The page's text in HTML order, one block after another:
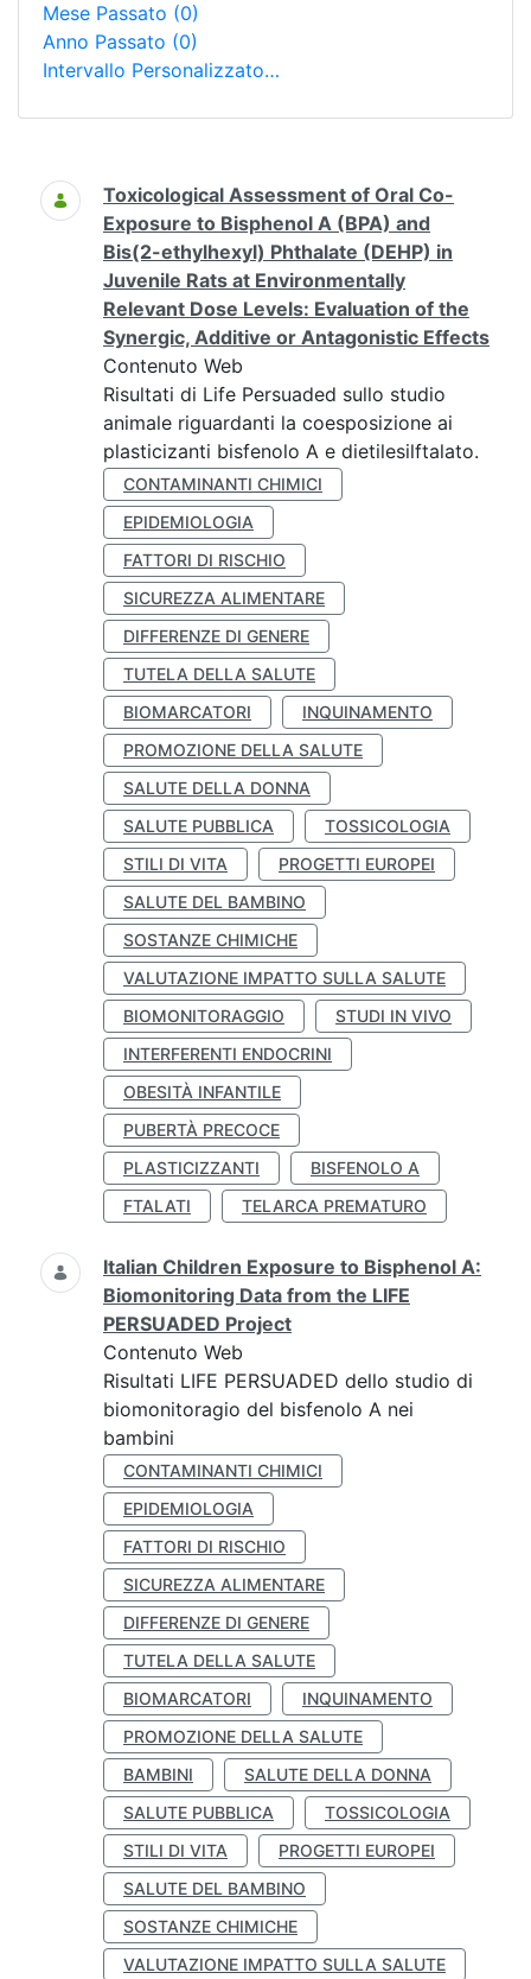
Mese Passato (0)
Anno Passato (0)
Intervallo Personalizzato…
Ricerca
Toxicological Assessment of Oral Co-
Exposure to Bisphenol A (BPA) and
Bis(2-ethylhexyl) Phthalate (DEHP) in
Juvenile Rats at Environmentally
Relevant Dose Levels: Evaluation of the
Synergic, Additive or Antagonistic Effects
Contenuto Web
Risultati di Life Persuaded sullo studio
animale riguardanti la coesposizione ai
plasticizanti bisfenolo A e dietilesilftalato.
CONTAMINANTI CHIMICI
EPIDEMIOLOGIA
FATTORI DI RISCHIO
SICUREZZA ALIMENTARE
DIFFERENZE DI GENERE
TUTELA DELLA SALUTE
BIOMARCATORI
INQUINAMENTO
PROMOZIONE DELLA SALUTE
SALUTE DELLA DONNA
SALUTE PUBBLICA
TOSSICOLOGIA
STILI DI VITA
PROGETTI EUROPEI
SALUTE DEL BAMBINO
SOSTANZE CHIMICHE
VALUTAZIONE IMPATTO SULLA SALUTE
BIOMONITORAGGIO
STUDI IN VIVO
INTERFERENTI ENDOCRINI
OBESITÀ INFANTILE
PUBERTÀ PRECOCE
PLASTICIZZANTI
BISFENOLO A
FTALATI
TELARCA PREMATURO
Italian Children Exposure to Bisphenol A:
Biomonitoring Data from the LIFE
PERSUADED Project
Contenuto Web
Risultati LIFE PERSUADED dello studio di
biomonitoragio del bisfenolo A nei
bambini
CONTAMINANTI CHIMICI
EPIDEMIOLOGIA
FATTORI DI RISCHIO
SICUREZZA ALIMENTARE
DIFFERENZE DI GENERE
TUTELA DELLA SALUTE
BIOMARCATORI
INQUINAMENTO
PROMOZIONE DELLA SALUTE
BAMBINI
SALUTE DELLA DONNA
SALUTE PUBBLICA
TOSSICOLOGIA
STILI DI VITA
PROGETTI EUROPEI
SALUTE DEL BAMBINO
SOSTANZE CHIMICHE
VALUTAZIONE IMPATTO SULLA SALUTE